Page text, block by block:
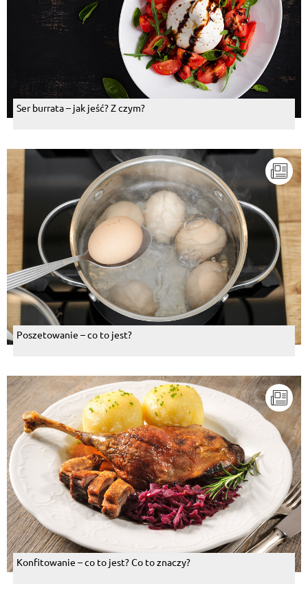
Ser burrata – jak jeść? Z czym?
Poszetowanie – co to jest?
Konfitowanie – co to jest? Co to znaczy?